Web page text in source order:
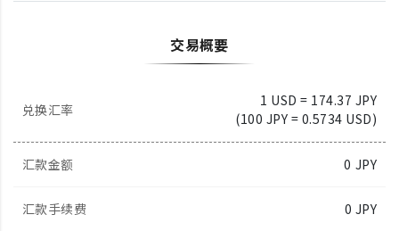
交易概要
兑换汇率
1 USD = 174.37 JPY
(100 JPY = 0.5734 USD)
汇款金额 0 JPY
汇款手续费 0 JPY